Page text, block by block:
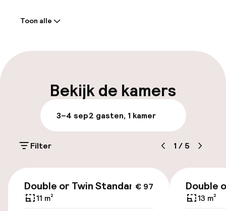
Meertalige medewerkers
Parkeren & mobiliteit
Parkeergelegenheid op eigen terrein
(buiten)
Openbaar parkeren
Toon alle
Bekijk de kamers
3–4 sep2 gasten, 1 kamer
Filter 1 / 5
€ 97
Double or Twin Standard
11 m²
Double
13 m²